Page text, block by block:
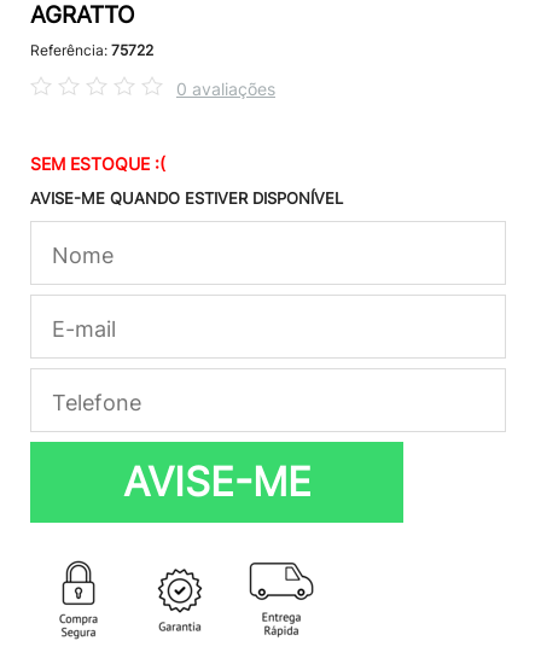
AGRATTO
Referência: 75722
0 avaliações
SEM ESTOQUE :(
AVISE-ME QUANDO ESTIVER DISPONÍVEL
AVISE-ME